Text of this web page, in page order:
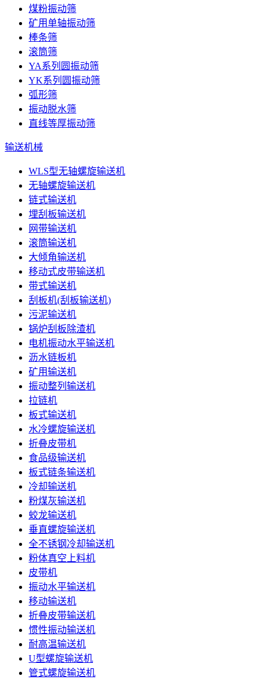
煤粉振动筛
矿用单轴振动筛
棒条筛
滚筒筛
YA系列圆振动筛
YK系列圆振动筛
弧形筛
振动脱水筛
直线等厚振动筛
输送机械
WLS型无轴螺旋输送机
无轴螺旋输送机
链式输送机
埋刮板输送机
网带输送机
滚筒输送机
大倾角输送机
移动式皮带输送机
带式输送机
刮板机(刮板输送机)
污泥输送机
锅炉刮板除渣机
电机振动水平输送机
沥水链板机
矿用输送机
振动整列输送机
拉链机
板式输送机
水冷螺旋输送机
折叠皮带机
食品级输送机
板式链条输送机
冷却输送机
粉煤灰输送机
蛟龙输送机
垂直螺旋输送机
全不锈钢冷却输送机
粉体真空上料机
皮带机
振动水平输送机
移动输送机
折叠皮带输送机
惯性振动输送机
耐高温输送机
U型螺旋输送机
管式螺旋输送机